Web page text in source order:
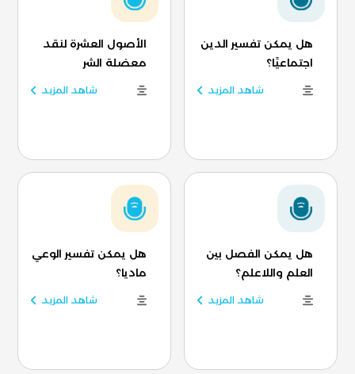
هل يمكن تفسير الدين
اجتماعيًا؟
شاهد المزيد
الأصول العشرة لنقد
معضلة الشر
شاهد المزيد
هل يمكن الفصل بين
العلم واللاعلم؟
شاهد المزيد
هل يمكن تفسير الوعي
ماديا؟
شاهد المزيد